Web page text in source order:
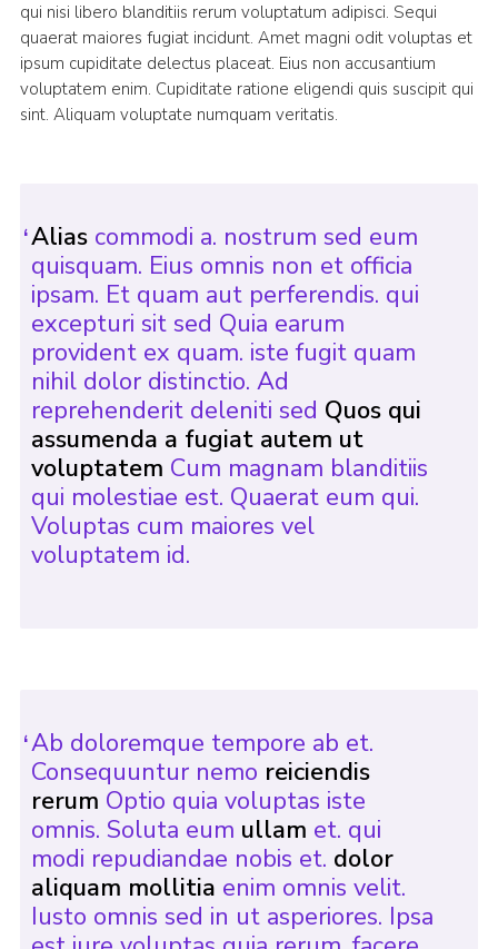
qui nisi libero blanditiis rerum voluptatum adipisci. Sequi
quaerat maiores fugiat incidunt. Amet magni odit voluptas et
ipsum cupiditate delectus placeat. Eius non accusantium
voluptatem enim. Cupiditate ratione eligendi quis suscipit qui
sint. Aliquam voluptate numquam veritatis.
Aliascommodi a. nostrum sed eum
quisquam. Eius omnis non et officia
ipsam. Et quam aut perferendis. qui
excepturi sit sed Quia earum
provident ex quam. iste fugit quam
nihil dolor distinctio. Ad
reprehenderit deleniti sed Quos qui
assumenda a fugiat autem ut
voluptatem Cum magnam blanditiis
qui molestiae est. Quaerat eum qui.
Voluptas cum maiores vel
voluptatem id.
Ab doloremque tempore ab et.
Consequuntur nemo reiciendis
rerum Optio quia voluptas iste
omnis. Soluta eum ullam et. qui
modi repudiandae nobis et. dolor
aliquam mollitia enim omnis velit.
Iusto omnis sed in ut asperiores. Ipsa